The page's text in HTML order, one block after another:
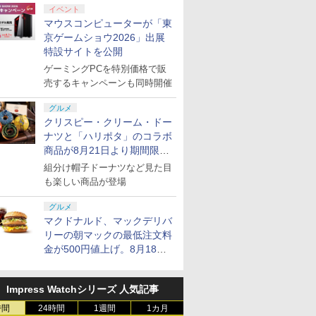
イベント
マウスコンピューターが「東
京ゲームショウ2026」出展
特設サイトを公開
ゲーミングPCを特別価格で販
売するキャンペーンも同時開催
グルメ
クリスピー・クリーム・ドー
ナツと「ハリポタ」のコラボ
商品が8月21日より期間限定
で発売
組分け帽子ドーナツなど見た目
も楽しい商品が登場
グルメ
マクドナルド、マックデリバ
リーの朝マックの最低注文料
金が500円値上げ。8月18日
Impress Watchシリーズ 人気記事
24時間 1週間 1カ月